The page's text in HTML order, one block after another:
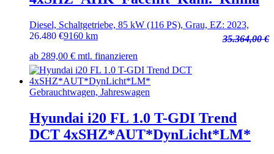
Diesel, Schaltgetriebe, 85 kW (116 PS), Grau, EZ: 2023,
9160 km
26.480 €
35.364,00 €
ab 289,00 € mtl. finanzieren
Gebrauchtwagen, Jahreswagen
Hyundai i20 FL 1.0 T-GDI Trend
DCT 4xSHZ*AUT*DynLicht*LM*